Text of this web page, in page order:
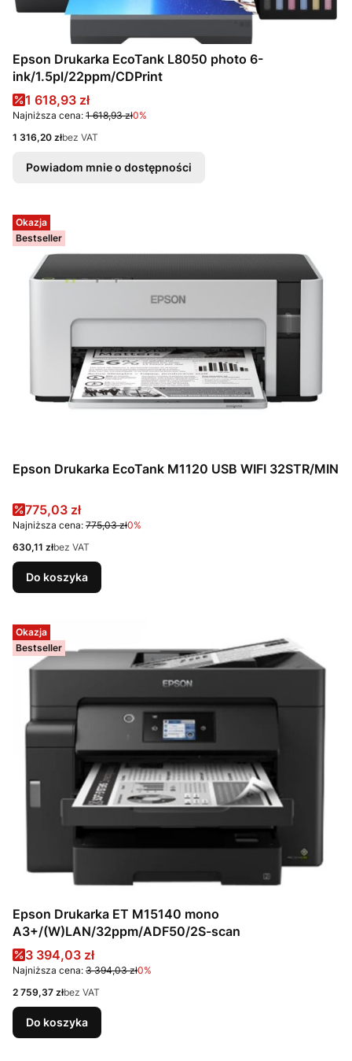
Epson Drukarka EcoTank L8050 photo 6-
ink/1.5pl/22ppm/CDPrint
Cena promocyjna
1 618,93 zł
Najniższa cena: 1 618,93 zł0%
Cena
1 316,20 złbez VAT
Powiadom mnie o dostępności
Okazja
Bestseller
Epson Drukarka EcoTank M1120 USB WIFI 32STR/MIN
Cena promocyjna
775,03 zł
Najniższa cena: 775,03 zł0%
Cena
630,11 złbez VAT
Do koszyka
Okazja
Bestseller
Epson Drukarka ET M15140 mono
A3+/(W)LAN/32ppm/ADF50/2S-scan
Cena promocyjna
3 394,03 zł
Najniższa cena: 3 394,03 zł0%
Cena
2 759,37 złbez VAT
Do koszyka